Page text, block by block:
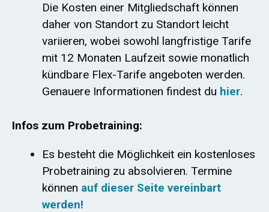
Die Kosten einer Mitgliedschaft können
daher von Standort zu Standort leicht
variieren, wobei sowohl langfristige Tarife
mit 12 Monaten Laufzeit sowie monatlich
kündbare Flex-Tarife angeboten werden.
Genauere Informationen findest du hier.
Infos zum Probetraining:
Es besteht die Möglichkeit ein kostenloses
Probetraining zu absolvieren. Termine
können auf dieser Seite vereinbart
werden!